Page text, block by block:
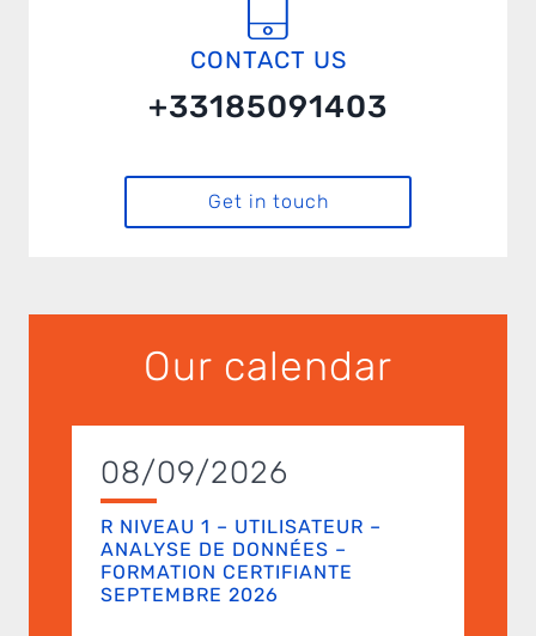
CONTACT US
+33185091403
Get in touch
Our calendar
08/09/2026
R NIVEAU 1 – UTILISATEUR –
ANALYSE DE DONNÉES –
FORMATION CERTIFIANTE
SEPTEMBRE 2026